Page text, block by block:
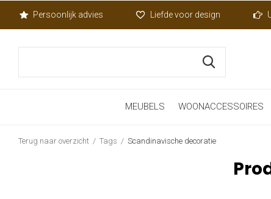
MEUBELS WOONACCESSOIRES
Persoonlijk advies Liefde voor design
Terug naar overzicht Tags Scandinavische decoratie